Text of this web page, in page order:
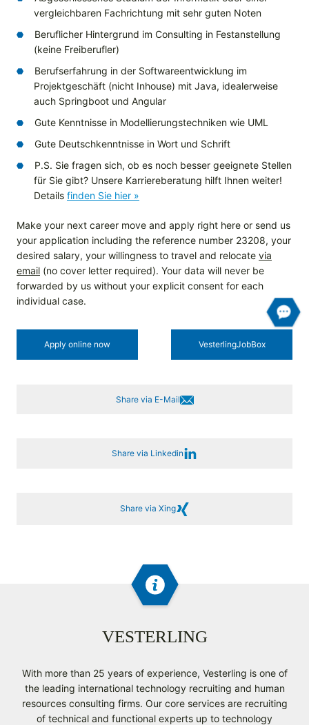
vergleichbaren Fachrichtung mit sehr guten Noten
Beruflicher Hintergrund im Consulting in Festanstellung
(keine Freiberufler)
Berufserfahrung in der Softwareentwicklung im
Projektgeschäft (nicht Inhouse) mit Java, idealerweise
auch Springboot und Angular
Gute Kenntnisse in Modellierungstechniken wie UML
Gute Deutschkenntnisse in Wort und Schrift
P.S. Sie fragen sich, ob es noch besser geeignete Stellen
für Sie gibt? Unsere Karriereberatung hilft Ihnen weiter!
Details finden Sie hier »
Make your next career move and apply right here or send us
your application including the reference number 23208, your
desired salary, your willingness to travel and relocate via
email (no cover letter required). Your data will never be
forwarded by us without your explicit consent for each
individual case.
Apply online now Vesterling­JobBox
Share via E-Mail
Share via Linkedin
Share via Xing
VESTERLING
With more than 25 years of experience, Vesterling is one of
the leading international technology recruiting and human
resources consulting firms. Our core services are recruiting
of technical and functional experts up to technology